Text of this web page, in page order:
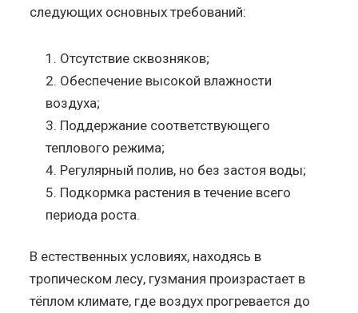
следующих основных требований:
Отсутствие сквозняков;
Обеспечение высокой влажности
воздуха;
Поддержание соответствующего
теплового режима;
Регулярный полив, но без застоя воды;
Подкормка растения в течение всего
периода роста.
В естественных условиях, находясь в
тропическом лесу, гузмания произрастает в
тёплом климате, где воздух прогревается до